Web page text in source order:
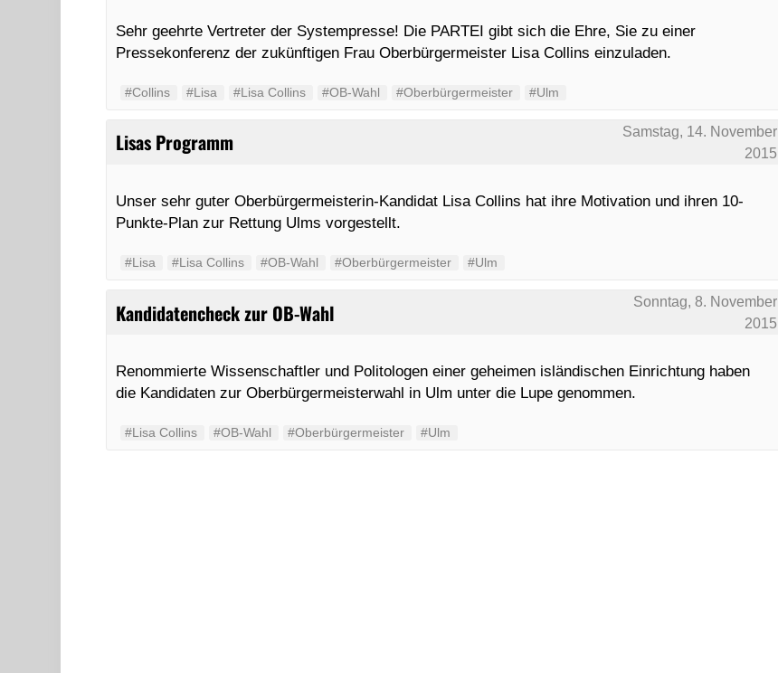
Sehr geehrte Vertreter der Systempresse! Die PARTEI gibt sich die Ehre, Sie zu einer
Pressekonferenz der zukünftigen Frau Oberbürgermeister Lisa Collins einzuladen.
#Collins #Lisa #Lisa Collins #OB-Wahl #Oberbürgermeister #Ulm
Lisas Programm
Samstag, 14. November
2015
Unser sehr guter Oberbürgermeisterin-Kandidat Lisa Collins hat ihre Motivation und ihren 10-
Punkte-Plan zur Rettung Ulms vorgestellt.
#Lisa #Lisa Collins #OB-Wahl #Oberbürgermeister #Ulm
Kandidatencheck zur OB-Wahl
Sonntag, 8. November
2015
Renommierte Wissenschaftler und Politologen einer geheimen isländischen Einrichtung haben
die Kandidaten zur Oberbürgermeisterwahl in Ulm unter die Lupe genommen.
#Lisa Collins #OB-Wahl #Oberbürgermeister #Ulm